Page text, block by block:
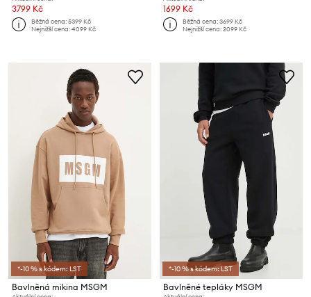
3799 Kč
Běžná cena:5399 Kč
Nejnižší cena:4099 Kč
1699 Kč
Běžná cena:3699 Kč
Nejnižší cena:2099 Kč
*-10 % s kódem: LST
Bavlněná mikina MSGM
*-10 % s kódem: LST
Bavlněné tepláky MSGM